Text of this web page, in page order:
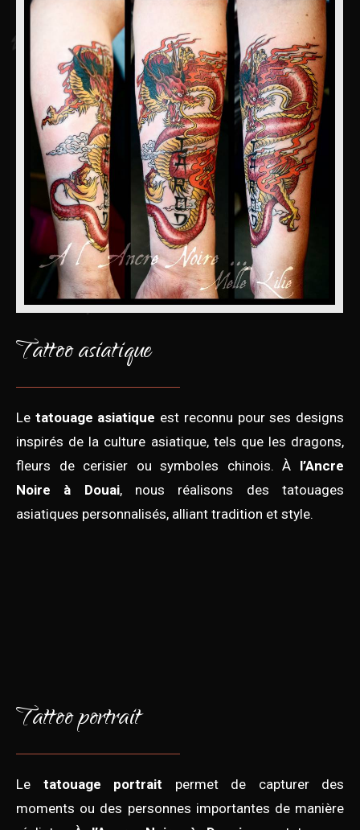
Tattoo asiatique
Le tatouage asiatique est reconnu pour ses designs
inspirés de la culture asiatique, tels que les dragons,
fleurs de cerisier ou symboles chinois. À l’Ancre
Noire à Douai, nous réalisons des tatouages
asiatiques personnalisés, alliant tradition et style.
Tattoo portrait
Le tatouage portrait permet de capturer des
moments ou des personnes importantes de manière